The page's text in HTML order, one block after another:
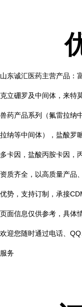
山东诚汇医药主营产品：
克立硼罗及中间体，来特
兽药产品系列（氟雷拉纳
拉纳等中间体），盐酸罗
多卡因，盐酸丙胺卡因，
资质齐全，以高质量产品
优势，支持订制，承接
页面信息仅供参考，具体
欢迎您随时通过电话、
服务